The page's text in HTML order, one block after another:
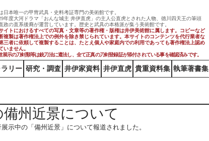
日本唯一の甲冑武具・史料考証専門の美術館です。
年度大河ドラマ「おんな城主 井伊直虎」の主人公直虎とされた人物、徳川四天王の筆頭
政の直系後裔が運営しています。歴史と武具の本格派が集う美術館です。
イトにおけるすべての写真・文章等の著作権・版権は井伊美術館に属します。コピーなど
複製は著作権法上での例外を除き禁じられています。本サイトのコンテンツを代行業者な
三者に依頼して複製することは、たとえ個人や家庭内での利用であっても著作権法上認め
いません。
示の刀剣類等は銃刀法に遵法し、​全て正真の刀剣登録証が添付されている事を確認済みです。
リー 研究・調査 井伊家資料 井伊直虎 貴重資料集 執筆著書集
州近景について
示中の「備州近景」について報道されました。